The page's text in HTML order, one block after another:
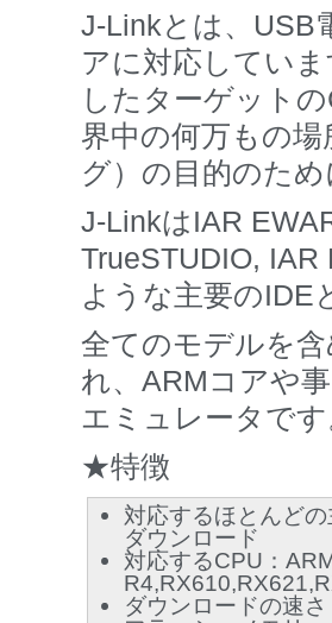
J-Linkとは、USB
アに対応してい
したターゲット
界中の何万もの
グ）の目的のた
J-LinkはIAR
TrueSTUDIO,
ような主要のIDE
全てのモデルを
れ、ARMコアや
エミュレータで
★特徴
対応するほとんど
ダウンロード
対応するCPU：
ダウンロードの